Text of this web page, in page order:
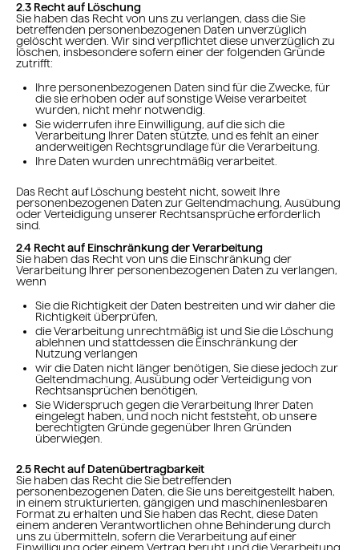
2.3 Recht auf Löschung
Sie haben das Recht von uns zu verlangen, dass die Sie
betreffenden personenbezogenen Daten unverzüglich
gelöscht werden. Wir sind verpflichtet diese unverzüglich zu
löschen, insbesondere sofern einer der folgenden Gründe
zutrifft:
Ihre personenbezogenen Daten sind für die Zwecke, für
die sie erhoben oder auf sonstige Weise verarbeitet
wurden, nicht mehr notwendig.
Sie widerrufen ihre Einwilligung, auf die sich die
Verarbeitung Ihrer Daten stützte, und es fehlt an einer
anderweitigen Rechtsgrundlage für die Verarbeitung.
Ihre Daten wurden unrechtmäßig verarbeitet.
Das Recht auf Löschung besteht nicht, soweit Ihre
personenbezogenen Daten zur Geltendmachung, Ausübung
oder Verteidigung unserer Rechtsansprüche erforderlich
sind.
2.4 Recht auf Einschränkung der Verarbeitung
Sie haben das Recht von uns die Einschränkung der
Verarbeitung Ihrer personenbezogenen Daten zu verlangen,
wenn
Sie die Richtigkeit der Daten bestreiten und wir daher die
Richtigkeit überprüfen,
die Verarbeitung unrechtmäßig ist und Sie die Löschung
ablehnen und stattdessen die Einschränkung der
Nutzung verlangen
wir die Daten nicht länger benötigen, Sie diese jedoch zur
Geltendmachung, Ausübung oder Verteidigung von
Rechtsansprüchen benötigen,
Sie Widerspruch gegen die Verarbeitung Ihrer Daten
eingelegt haben, und noch nicht feststeht, ob unsere
berechtigten Gründe gegenüber Ihren Gründen
überwiegen.
2.5 Recht auf Datenübertragbarkeit
Sie haben das Recht die Sie betreffenden
personenbezogenen Daten, die Sie uns bereitgestellt haben,
in einem strukturierten, gängigen und maschinenlesbaren
Format zu erhalten und Sie haben das Recht, diese Daten
einem anderen Verantwortlichen ohne Behinderung durch
uns zu übermitteln, sofern die Verarbeitung auf einer